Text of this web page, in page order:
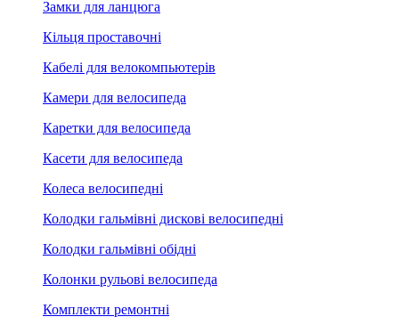
Замки для ланцюга
Кільця проставочні
Кабелі для велокомпьютерів
Камери для велосипеда
Каретки для велосипеда
Касети для велосипеда
Колеса велосипедні
Колодки гальмівні дискові велосипедні
Колодки гальмівні обідні
Колонки рульові велосипеда
Комплекти ремонтні